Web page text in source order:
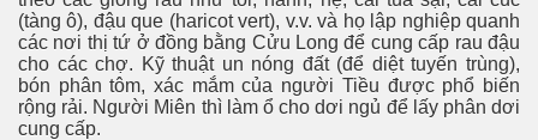
(tàng ô), đậu que (haricot vert), v.v. và họ lập nghiệp quanh
các nơi thị tứ ở đồng bằng Cửu Long để cung cấp rau đậu
cho các chợ. Kỹ thuật un nóng đất (để diệt tuyến trùng),
bón phân tôm, xác mắm của người Tiều được phổ biến
rộng rải. Người Miên thì làm ổ cho dơi ngủ để lấy phân dơi
cung cấp.